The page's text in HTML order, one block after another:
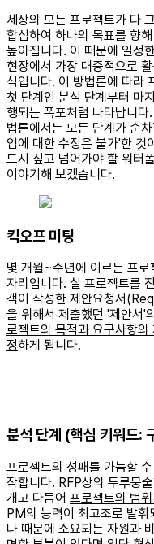
세상의 모든 프로젝트가 다
합심하여 하나의 목표를 향
높아집니다. 이 때문에 일정
현장에서 가장 대중적으로
식입니다. 이 방법론에 따라
첫 단계인 분석 단계부터 마
행되는 폭포처럼 나타납니
법론에서는 모든 단계가 순
업에 대한 수정은 불가'한 것
드시 짚고 넘어가야 할 워터
이야기해 보겠습니다.
킥오프 미팅
몇 개월~수년에 이르는 프
자리입니다. 실 프로젝트를
객이 작성한 제안요청서
을 위해서 제출했던 '제안서'
로젝트의 목적과 요구사항
정하게 됩니다.
분석 단계 (핵심 키워드:
프로젝트의 성패를 가늠할
작합니다. RFP상의 두루뭉
개고 다듬어 프로젝트의 범
PM의 능력이 최고조로 발
나 때문에 소요되는 자원과